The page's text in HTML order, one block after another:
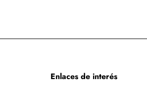
Enlaces de interés